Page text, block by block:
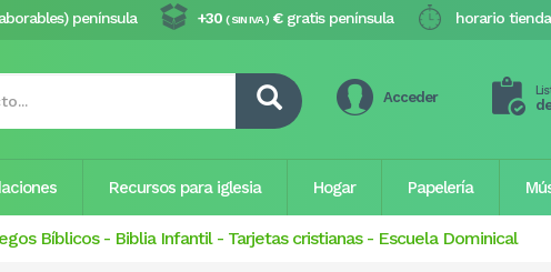
horario tienda
+30 ( SIN IVA ) €gratis península
península
Acceder
Recursos para iglesia Hogar Papelería
Bíblicos- Biblia Infantil- Tarjetas cristianas - Escuela Dominical